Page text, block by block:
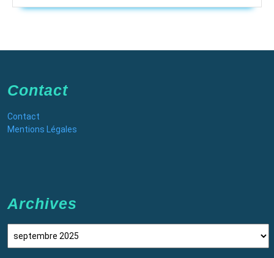
Contact
Contact
Mentions Légales
Archives